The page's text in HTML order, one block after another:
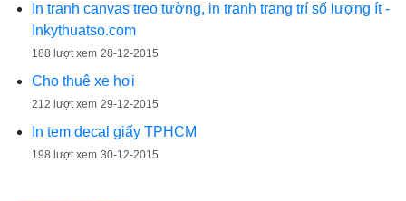
In tranh canvas treo tường, in tranh trang trí số lượng ít -
Inkythuatso.com
188 lượt xem 28-12-2015
Cho thuê xe hơi
212 lượt xem 29-12-2015
In tem decal giấy TPHCM
198 lượt xem 30-12-2015